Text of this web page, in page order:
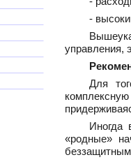
-
управления,
Для
Иногда
«родные»
беззащитным